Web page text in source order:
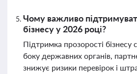
Чому важливо
бізнесу у 2026 році?
Підтримка прозорості бізнесу
боку державних органів,
знижує ризики перевірок і